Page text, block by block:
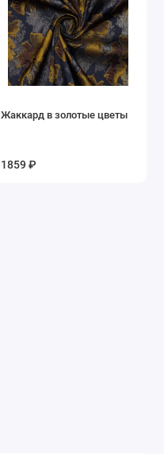
Жаккард в золотые цветы
1859 ₽